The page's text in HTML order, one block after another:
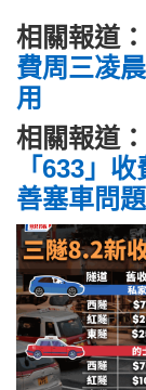
相關報道：
費周三凌
用
相關報道：
「633」
善塞車問題